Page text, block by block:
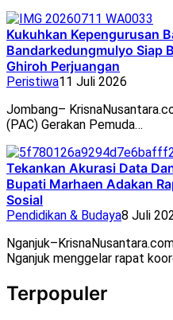
Kukuhkan Kepengurusan
Bandarkedungmulyo Siap
Ghiroh Perjuangan
Peristiwa11 Juli 2026
Jombang–
(PAC) Gerakan Pemuda…
Tekankan Akurasi Data
Bupati Marhaen Adakan
Sosial
Pendidikan & Budaya8 Juli
Nganjuk menggelar rapat
Terpopuler